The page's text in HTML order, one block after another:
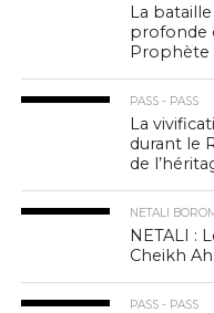
La
profonde
Prophète
PASS - PASS
La
durant le
de
NETALI
NETALI :
Cheikh
PASS - PASS